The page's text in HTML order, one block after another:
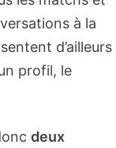
à la
d’ailleurs
profil, le
deux